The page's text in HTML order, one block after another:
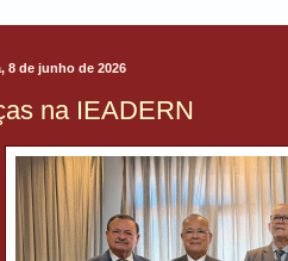
8 de junho de 2026
na IEADERN